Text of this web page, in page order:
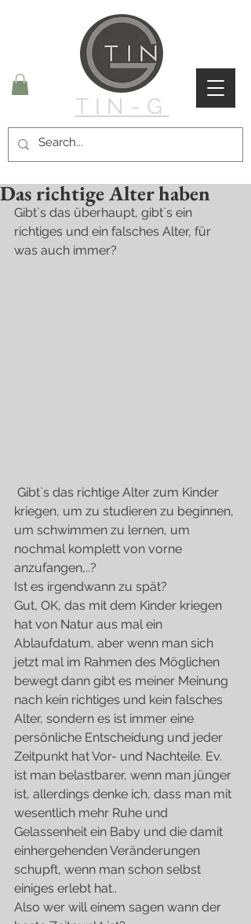
TIN-G
Das richtige Alter haben
Gibt`s das überhaupt, gibt`s ein
richtiges und ein falsches Alter, für
was auch immer?
kriegen, um zu studieren zu beginnen,
um schwimmen zu lernen, um
nochmal komplett von vorne
anzufangen,..?
Ist es irgendwann zu spät?
Gut, OK, das mit dem Kinder kriegen
hat von Natur aus mal ein
Ablaufdatum, aber wenn man sich
jetzt mal im Rahmen des Möglichen
bewegt dann gibt es meiner Meinung
nach kein richtiges und kein falsches
Alter, sondern es ist immer eine
persönliche Entscheidung und jeder
Zeitpunkt hat Vor- und Nachteile. Ev.
ist man belastbarer, wenn man jünger
ist, allerdings denke ich, dass man mit
wesentlich mehr Ruhe und
Gelassenheit ein Baby und die damit
einhergehenden Veränderungen
schupft, wenn man schon selbst
einiges erlebt hat..
Also wer will einem sagen wann der